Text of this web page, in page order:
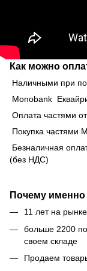
Как можно
Наличными при
Monobank
Оплата частями
Покупка частями
Безналичная
(без НДС)
Почему
11 лет на
больше 2200
своем складе
Продаем